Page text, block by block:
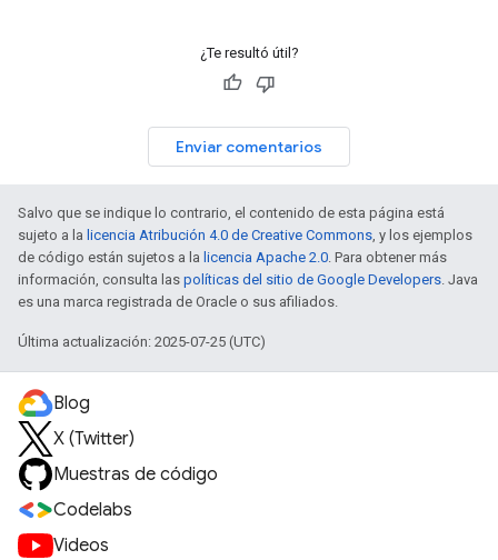
¿Te resultó útil?
Enviar comentarios
Salvo que se indique lo contrario, el contenido de esta página está
sujeto a la licencia Atribución 4.0 de Creative Commons, y los ejemplos
de código están sujetos a la licencia Apache 2.0. Para obtener más
información, consulta las políticas del sitio de Google Developers. Java
es una marca registrada de Oracle o sus afiliados.
Última actualización: 2025-07-25 (UTC)
Blog
X (Twitter)
Muestras de código
Codelabs
Videos